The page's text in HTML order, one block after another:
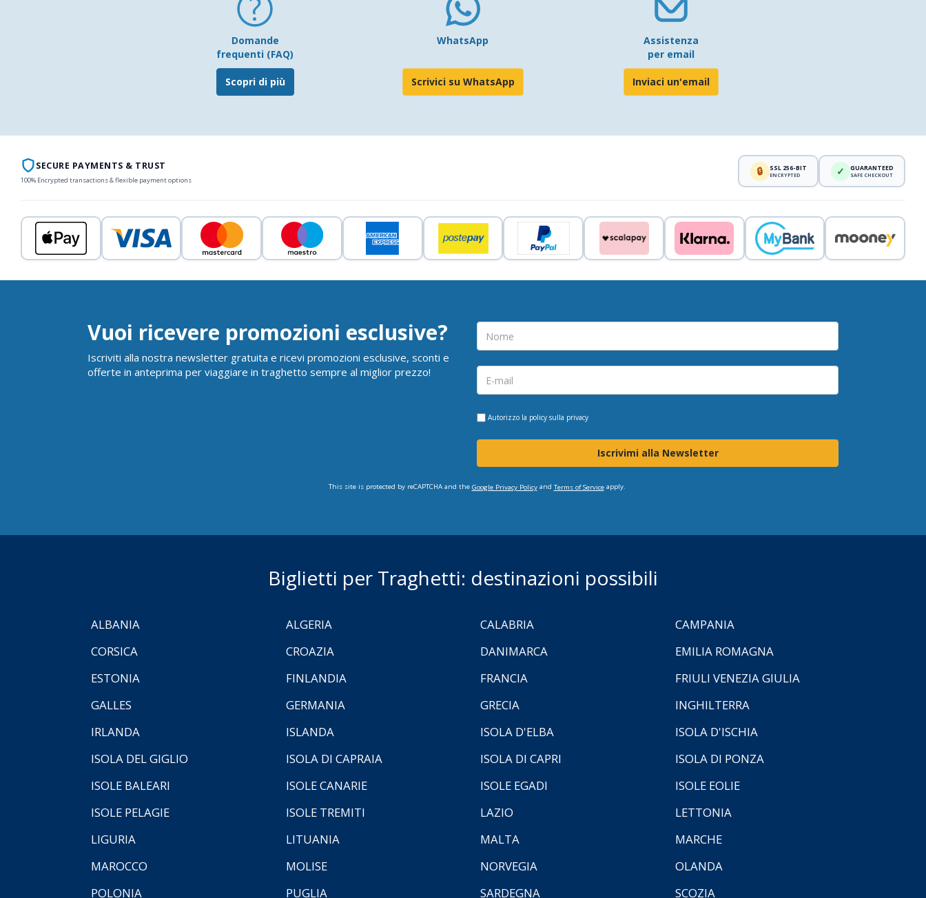
Domande
frequenti (FAQ)
Scopri di più
WhatsApp
Scrivici su WhatsApp
Assistenza
per email
Inviaci un'email
SECURE PAYMENTS & TRUST
100% Encrypted transactions & flexible payment options
🔒 SSL 256-BIT
ENCRYPTED ✓ GUARANTEED
SAFE CHECKOUT
Vuoi ricevere promozioni esclusive?
Iscriviti alla nostra newsletter gratuita e ricevi promozioni esclusive, sconti e
offerte in anteprima per viaggiare in traghetto sempre al miglior prezzo!
Autorizzo la policy sulla privacy
Iscrivimi alla Newsletter
This site is protected by reCAPTCHA and the Google Privacy Policyand Terms of Serviceapply.
Biglietti per Traghetti: destinazioni possibili
ALBANIA ALGERIA CALABRIA
CAMPANIA
CORSICA
CROAZIA DANIMARCA
EMILIA ROMAGNA
ESTONIA
FINLANDIA FRANCIA
FRIULI VENEZIA GIULIA
GALLES
GERMANIA GRECIA
INGHILTERRA
IRLANDA
ISLANDA ISOLA D'ELBA
ISOLA D'ISCHIA
ISOLA DEL GIGLIO
ISOLA DI CAPRAIA ISOLA DI CAPRI
ISOLA DI PONZA
ISOLE BALEARI
ISOLE CANARIE ISOLE EGADI
ISOLE EOLIE
ISOLE PELAGIE
ISOLE TREMITI LAZIO
LETTONIA
LIGURIA
LITUANIA MALTA
MARCHE
MAROCCO
MOLISE NORVEGIA
OLANDA
POLONIA
PUGLIA SARDEGNA SCOZIA